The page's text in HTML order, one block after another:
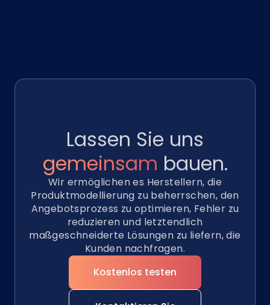
Lassen Sie uns
gemeinsam bauen.
Wir ermöglichen es Herstellern, die
Produktmodellierung zu beherrschen, den
Angebotsprozess zu optimieren, Fehler zu
reduzieren und letztendlich
maßgeschneiderte Lösungen zu liefern, die
Kunden nachfragen.
Kostenlos testen